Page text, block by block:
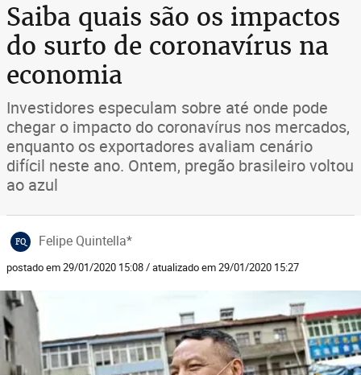
Saiba quais são os impactos
do surto de coronavírus na
economia
Investidores especulam sobre até onde pode
chegar o impacto do coronavírus nos mercados,
enquanto os exportadores avaliam cenário
difícil neste ano. Ontem, pregão brasileiro voltou
ao azul
FQ Felipe Quintella*
postado em 29/01/2020 15:08 / atualizado em 29/01/2020 15:27